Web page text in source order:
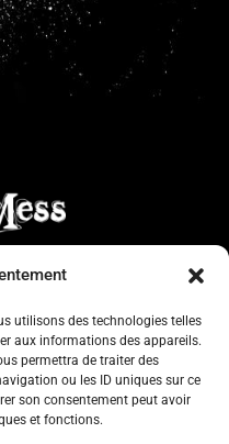
utilisons des technologies telles
aux informations des appareils.
permettra de traiter des
ou les ID uniques sur ce
son consentement peut avoir
et fonctions.
droits réservés.
/ Alain Forgeront